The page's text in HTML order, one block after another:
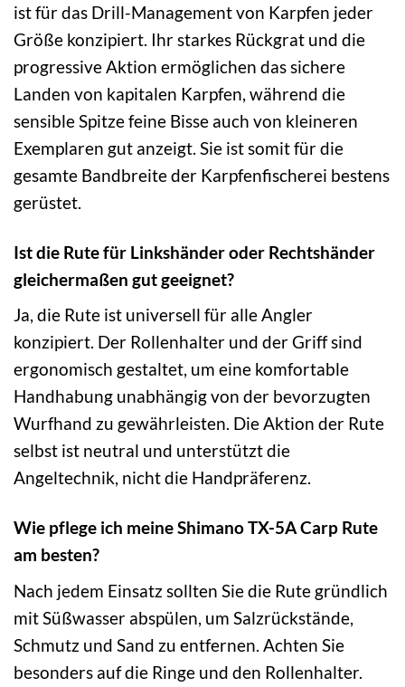
ist für das Drill-Management von Karpfen jeder
Größe konzipiert. Ihr starkes Rückgrat und die
progressive Aktion ermöglichen das sichere
Landen von kapitalen Karpfen, während die
sensible Spitze feine Bisse auch von kleineren
Exemplaren gut anzeigt. Sie ist somit für die
gesamte Bandbreite der Karpfenfischerei bestens
gerüstet.
Ist die Rute für Linkshänder oder Rechtshänder
gleichermaßen gut geeignet?
Ja, die Rute ist universell für alle Angler
konzipiert. Der Rollenhalter und der Griff sind
ergonomisch gestaltet, um eine komfortable
Handhabung unabhängig von der bevorzugten
Wurfhand zu gewährleisten. Die Aktion der Rute
selbst ist neutral und unterstützt die
Angeltechnik, nicht die Handpräferenz.
Wie pflege ich meine Shimano TX-5A Carp Rute
am besten?
Nach jedem Einsatz sollten Sie die Rute gründlich
mit Süßwasser abspülen, um Salzrückstände,
Schmutz und Sand zu entfernen. Achten Sie
besonders auf die Ringe und den Rollenhalter.